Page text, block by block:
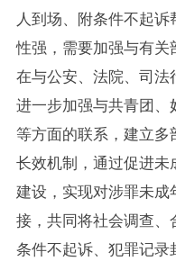
人到场、附条件不起
性强，需要加强与有
在与公安、法院、司
进一步加强与共青团
等方面的联系，建立
长效机制，通过促进
建设，实现对涉罪未
接，共同将社会调查
条件不起诉、犯罪记